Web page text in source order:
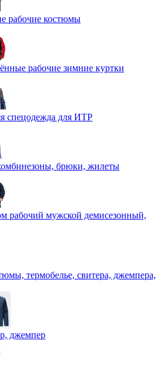
рабочие костюмы
рабочие зимние куртки
спецодежда для ИТР
брюки, жилеты
рабочий мужской демисезонный,
термобелье, свитера, джемпера,
джемпер